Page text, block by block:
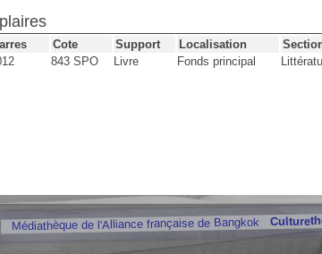
Cote Support Localisation
843 SPO Livre Fonds principal
Médiathèque de l'Alliance française de Bangkok